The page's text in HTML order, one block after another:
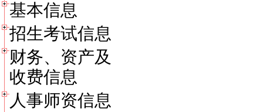
基本信息
招生考试信息
财务、资产及
收费信息
人事师资信息